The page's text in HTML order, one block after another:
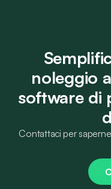
noleggio
software di
Contattaci per